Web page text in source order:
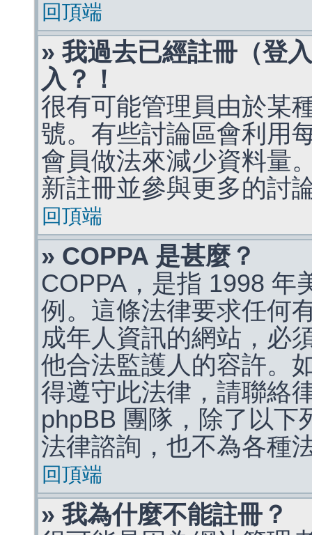
回頂端
» 我過去已經註冊（登
入？！
很有可能管理員由於某
號。有些討論區會利用
會員做法來減少資料量
新註冊並參與更多的討
回頂端
» COPPA 是甚麼？
COPPA，是指 1998 年
例。這條法律要求任何
成年人資訊的網站，必
他合法監護人的容許。
得遵守此法律，請聯絡
phpBB 團隊，除了以下
法律諮詢，也不為各種
回頂端
» 我為什麼不能註冊？